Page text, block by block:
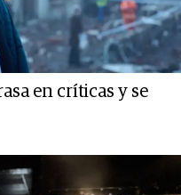
en críticas y se